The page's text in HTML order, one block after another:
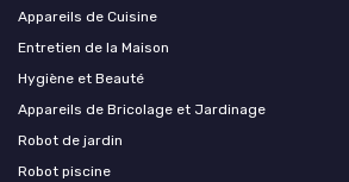
Appareils de Cuisine
Entretien de la Maison
Hygiène et Beauté
Appareils de Bricolage et Jardinage
Robot de jardin
Robot piscine